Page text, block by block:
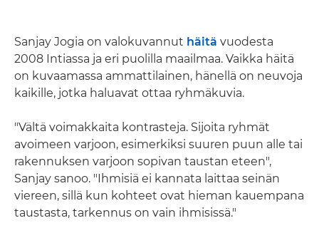
Sanjay Jogia on valokuvannut häitä vuodesta
2008 Intiassa ja eri puolilla maailmaa. Vaikka häitä
on kuvaamassa ammattilainen, hänellä on neuvoja
kaikille, jotka haluavat ottaa ryhmäkuvia.
"Vältä voimakkaita kontrasteja. Sijoita ryhmät
avoimeen varjoon, esimerkiksi suuren puun alle tai
rakennuksen varjoon sopivan taustan eteen",
Sanjay sanoo. "Ihmisiä ei kannata laittaa seinän
viereen, sillä kun kohteet ovat hieman kauempana
taustasta, tarkennus on vain ihmisissä."